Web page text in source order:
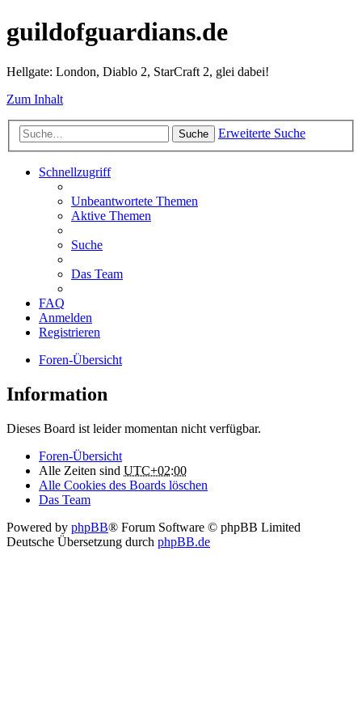
guildofguardians.de
Hellgate: London, Diablo 2, StarCraft 2, glei dabei!
Zum Inhalt
Suche Erweiterte Suche
Schnellzugriff
Unbeantwortete Themen
Aktive Themen
Suche
Das Team
FAQ
Anmelden
Registrieren
Foren-Übersicht
Information
Dieses Board ist leider momentan nicht verfügbar.
Foren-Übersicht
Alle Zeiten sind UTC+02:00
Alle Cookies des Boards löschen
Das Team
Powered by phpBB® Forum Software © phpBB Limited
Deutsche Übersetzung durch phpBB.de